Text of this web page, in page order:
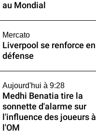
au Mondial
Mercato
Liverpool se renforce en
défense
Aujourd'hui à 9:28
Medhi Benatia tire la
sonnette d'alarme sur
l'influence des joueurs à
l'OM